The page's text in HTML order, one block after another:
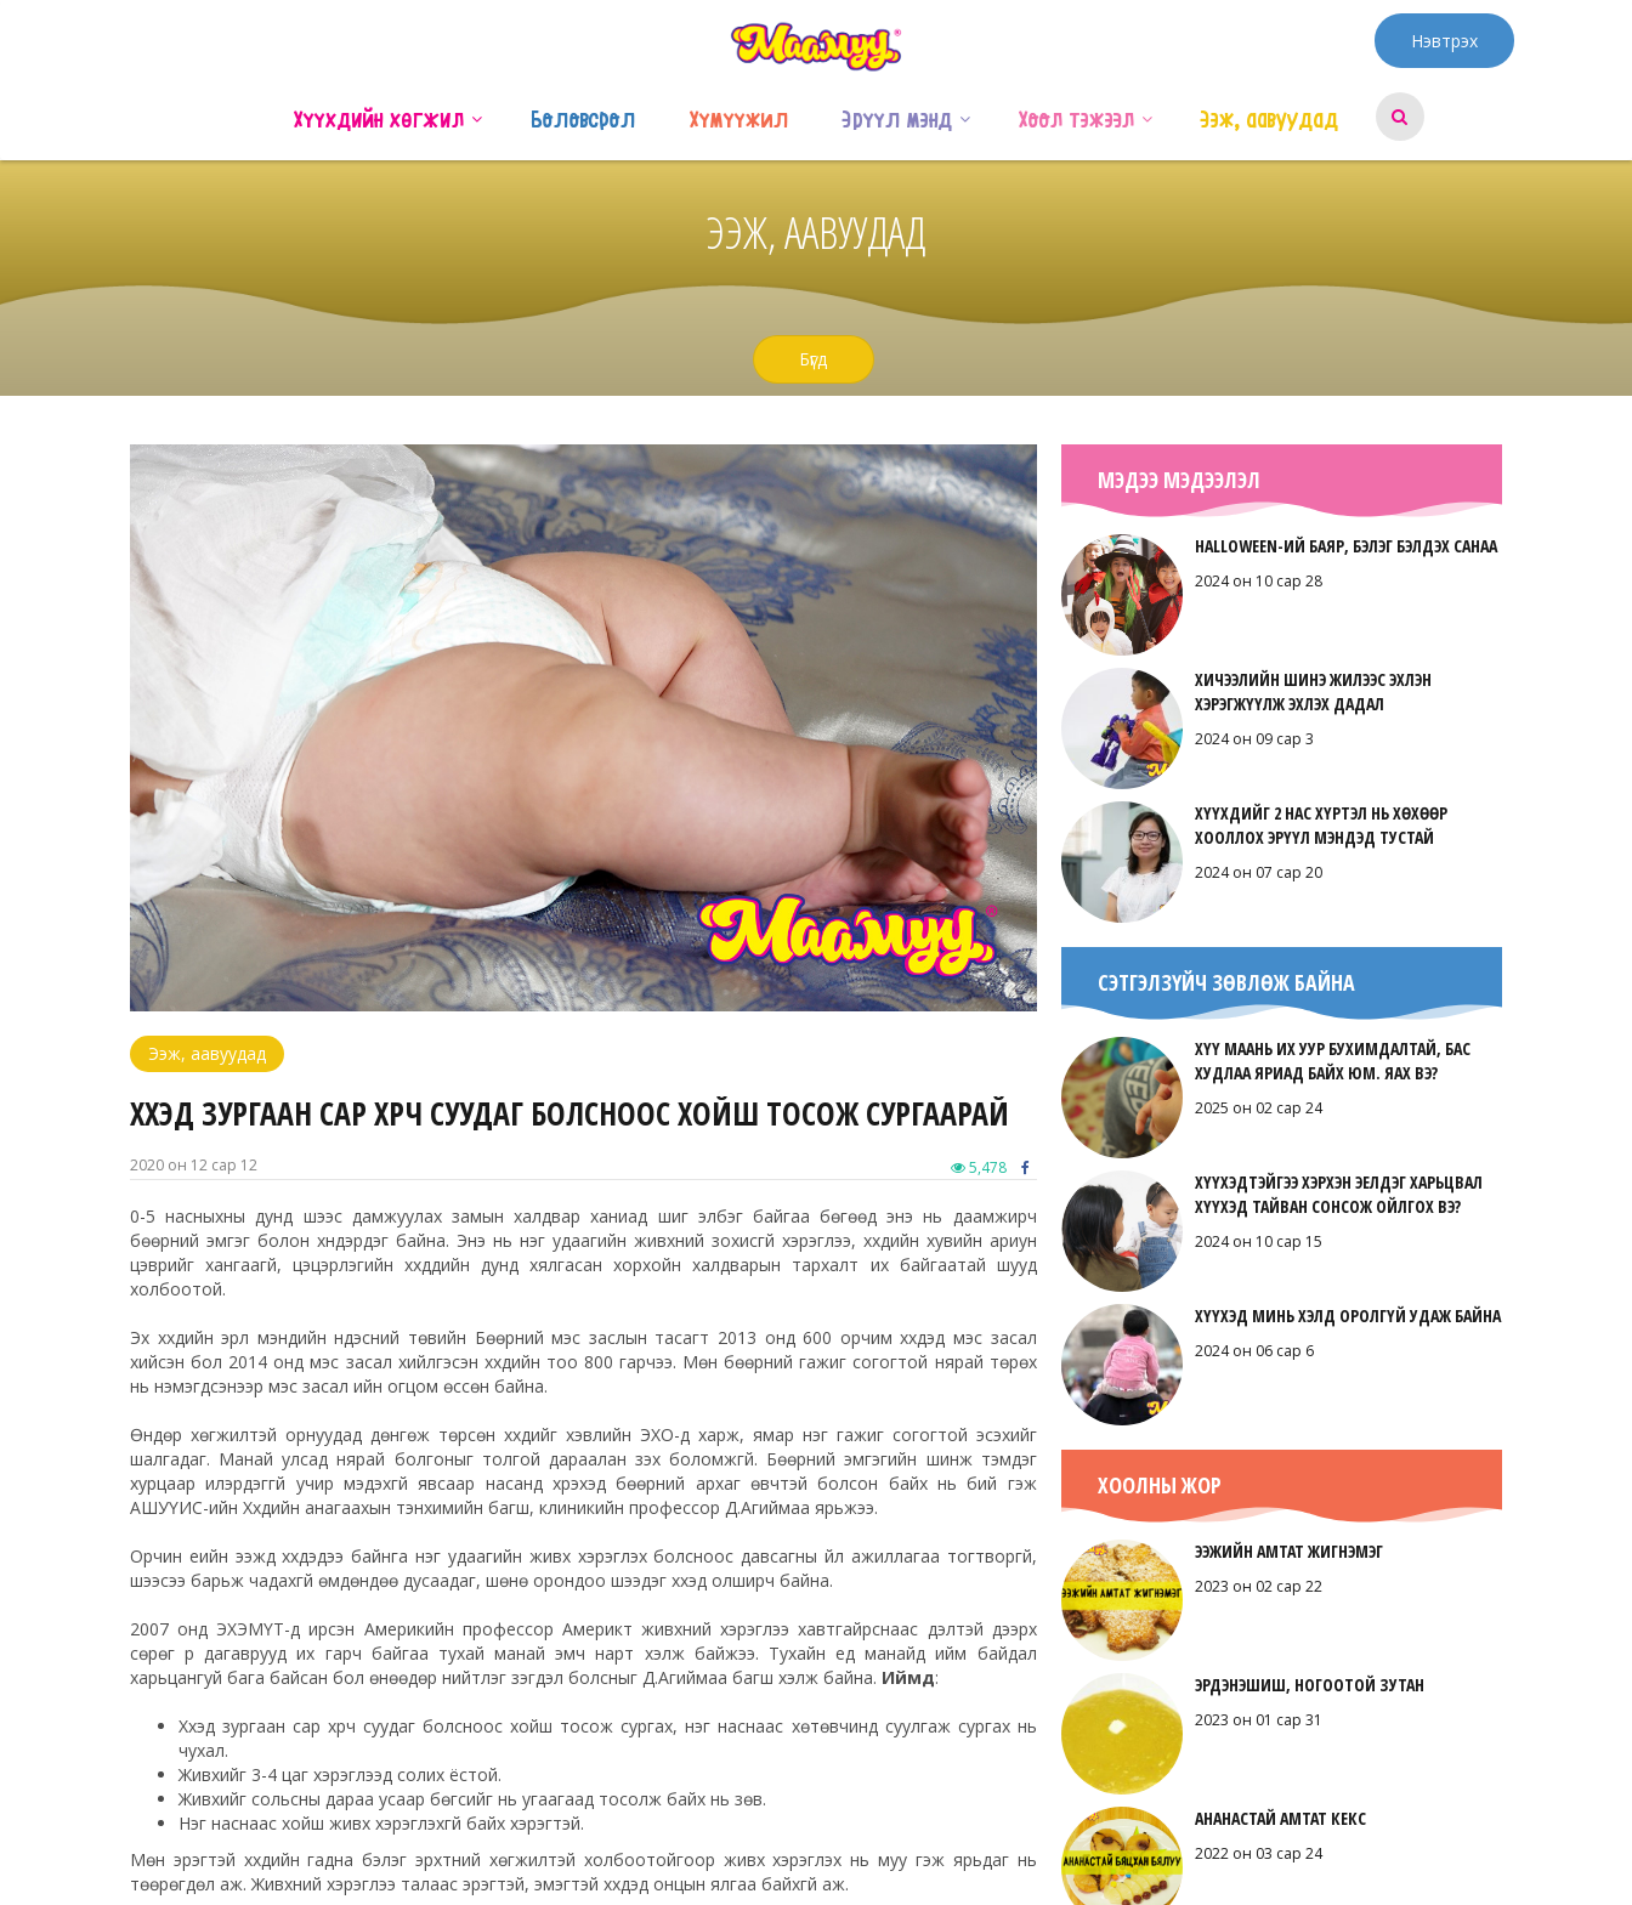
Нэвтрэх
Хүүхдийн хөгжил Боловсрол Хүмүүжил Эрүүл мэнд Хоол тэжээл Ээж, аавуудад
ЭЭЖ, ААВУУДАД
Бүгд
Ээж, аавуудад
ХҮҮХЭД ЗУРГААН САР ХҮРЧ СУУДАГ БОЛСНООС ХОЙШ ТОСОЖ СУРГААРАЙ
2020 он 12 сар 12 5,478
0-5 насныхны дунд шээс дамжуулах замын халдвар ханиад шиг элбэг байгаа бөгөөд энэ нь даамжирч
бөөрний эмгэг болон хүндэрдэг байна. Энэ нь нэг удаагийн живхний зохисгүй хэрэглээ, хүүхдийн хувийн ариун
цэврийг хангаагүй, цэцэрлэгийн хүүхдүүдийн дунд хялгасан хорхойн халдварын тархалт их байгаатай шууд
холбоотой.
Эх хүүхдийн эрүүл мэндийн үндэсний төвийн Бөөрний мэс заслын тасагт 2013 онд 600 орчим хүүхдэд мэс засал
хийсэн бол 2014 онд мэс засал хийлгэсэн хүүхдийн тоо 800 гарчээ. Мөн бөөрний гажиг согогтой нярай төрөх
нь нэмэгдсэнээр мэс засал ийн огцом өссөн байна.
Өндөр хөгжилтэй орнуудад дөнгөж төрсөн хүүхдийг хэвлийн ЭХО-д харж, ямар нэг гажиг согогтой эсэхийг
шалгадаг. Манай улсад нярай болгоныг толгой дараалан үзэх боломжгүй. Бөөрний эмгэгийн шинж тэмдэг
хурцаар илэрдэггүй учир мэдэхгүй явсаар насанд хүрэхэд бөөрний архаг өвчтэй болсон байх нь бий гэж
АШУҮИС-ийн Хүүхдийн анагаахын тэнхимийн багш, клиникийн профессор Д.Агиймаа ярьжээ.
Орчин үеийн ээжүүд хүүхдэдээ байнга нэг удаагийн живх хэрэглэх болсноос давсагны үйл ажиллагаа тогтворгүй,
шээсээ барьж чадахгүй өмдөндөө дусаадаг, шөнө орондоо шээдэг хүүхэд олширч байна.
2007 онд ЭХЭМҮТ-д ирсэн Америкийн профессор Америкт живхний хэрэглээ хавтгайрснаас үүдэлтэй дээрх
сөрөг үр дагаврууд их гарч байгаа тухай манай эмч нарт хэлж байжээ. Тухайн үед манайд ийм байдал
харьцангуй бага байсан бол өнөөдөр нийтлэг үзэгдэл болсныг Д.Агиймаа багш хэлж байна. Иймд:
Хүүхэд зургаан сар хүрч суудаг болсноос хойш тосож сургах, нэг наснаас хөтөвчинд суулгаж сургах нь
чухал.
Живхийг 3-4 цаг хэрэглээд солих ёстой.
Живхийг сольсны дараа усаар бөгсийг нь угаагаад тосолж байх нь зөв.
Нэг наснаас хойш живх хэрэглэхгүй байх хэрэгтэй.
Мөн эрэгтэй хүүхдийн гадна бэлэг эрхтний хөгжилтэй холбоотойгоор живх хэрэглэх нь муу гэж ярьдаг нь
төөрөгдөл аж. Живхний хэрэглээ талаас эрэгтэй, эмэгтэй хүүхдэд онцын ялгаа байхгүй аж.
МЭДЭЭ МЭДЭЭЛЭЛ
HALLOWEEN-ИЙ БАЯР, БЭЛЭГ БЭЛДЭХ САНАА
2024 он 10 сар 28
ХИЧЭЭЛИЙН ШИНЭ ЖИЛЭЭС ЭХЛЭН
ХЭРЭГЖҮҮЛЖ ЭХЛЭХ ДАДАЛ
2024 он 09 сар 3
ХҮҮХДИЙГ 2 НАС ХҮРТЭЛ НЬ ХӨХӨӨР
ХООЛЛОХ ЭРҮҮЛ МЭНДЭД ТУСТАЙ
2024 он 07 сар 20
СЭТГЭЛЗҮЙЧ ЗӨВЛӨЖ БАЙНА
ХҮҮ МААНЬ ИХ УУР БУХИМДАЛТАЙ, БАС
ХУДЛАА ЯРИАД БАЙХ ЮМ. ЯАХ ВЭ?
2025 он 02 сар 24
ХҮҮХЭДТЭЙГЭЭ ХЭРХЭН ЭЕЛДЭГ ХАРЬЦВАЛ
ХҮҮХЭД ТАЙВАН СОНСОЖ ОЙЛГОХ ВЭ?
2024 он 10 сар 15
ХҮҮХЭД МИНЬ ХЭЛД ОРОЛГҮЙ УДАЖ БАЙНА
2024 он 06 сар 6
ХООЛНЫ ЖОР
ЭЭЖИЙН АМТАТ ЖИГНЭМЭГ
2023 он 02 сар 22
ЭРДЭНЭШИШ, НОГООТОЙ ЗУТАН
2023 он 01 сар 31
АНАНАСТАЙ АМТАТ КЕКС
2022 он 03 сар 24